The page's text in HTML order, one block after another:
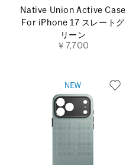
Native Union Active Case
For iPhone 17 スレートグ
リーン
￥7,700